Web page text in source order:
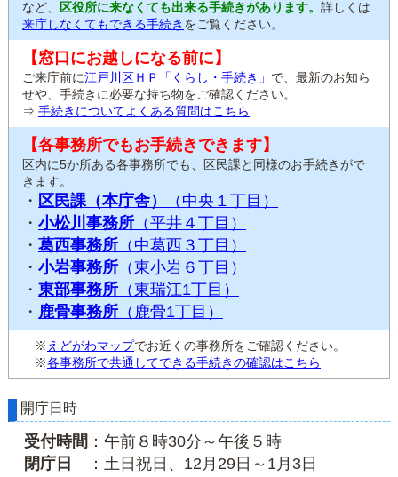
など、
区役所に来なくても出来る手続きがあります。 詳しくは
来庁しなくてもできる手続き をご覧ください。
【窓口にお越しになる前に】
ご来庁前に江戸川区ＨＰ「くらし・手続き」 で、最新のお知ら
せや、手続きに必要な持ち物をご確認ください。
⇒ 手続きについてよくある質問はこちら
【各事務所でもお手続きできます】
区内に5か所ある各事務所でも、区民課と同様のお手続きがで
きます。
・ 区民課（本庁舎）
（中央１丁目）
・ 小松川事務所 （平井４丁目）
・ 葛西事務所 （中葛西３丁目）
・ 小岩事務所 （東小岩６丁目）
・ 東部事務所 （東瑞江1丁目）
・ 鹿骨事務所 （鹿骨1丁目）
※ えどがわマップでお近くの事務所をご確認ください。
※各事務所で共通してできる手続きの確認はこちら
開庁日時
受付時間 ：午前８時30分～午後５時
閉庁日
：土日祝日、12月29日～1月3日